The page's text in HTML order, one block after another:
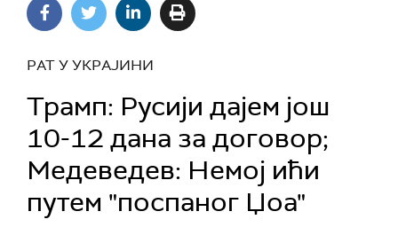
РАТ У УКРАЈИНИ
Трамп: Русији дајем још
10-12 дана за договор;
Медеведев: Немој ићи
путем "поспаног Џоа"